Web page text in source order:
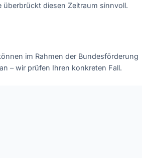
überbrückt diesen Zeitraum sinnvoll.
im Rahmen der Bundesförderung
– wir prüfen Ihren konkreten Fall.